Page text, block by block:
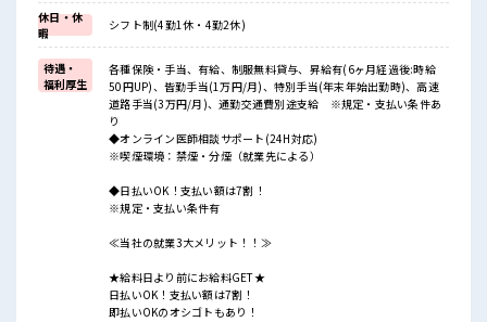
休日・休
暇
シフト制(4勤1休・4勤2休)
待遇・
福利厚生
各種保険・手当、有給、制服無料貸与、昇給有(6ヶ月経過後:時給
50円UP)、皆勤手当(1万円/月)、特別手当(年末年始出勤時)、高速
道路手当(3万円/月)、通勤交通費別途支給 ※規定・支払い条件あ
り
◆オンライン医師相談サポート(24H対応)
※喫煙環境：禁煙・分煙（就業先による）
◆日払いOK！支払い額は7割！
※規定・支払い条件有
≪当社の就業3大メリット！！≫
★給料日より前にお給料GET★
日払いOK！支払い額は7割！
即払いOKのオシゴトもあり！